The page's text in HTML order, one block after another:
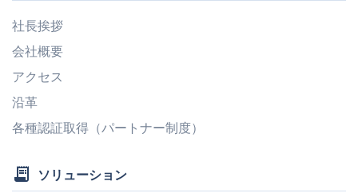
社長挨拶
会社概要
アクセス
沿革
各種認証取得（パートナー制度）
receipt_long ソリューション